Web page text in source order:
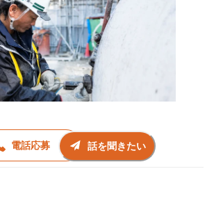
電話応募 話を聞きたい